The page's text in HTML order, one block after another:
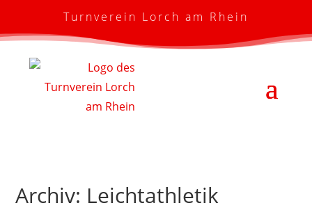
Turnverein Lorch am Rhein
Archiv: Leichtathletik